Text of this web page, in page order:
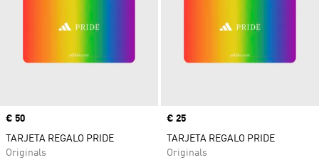
Precio
€ 50
TARJETA REGALO PRIDE
Originals
Precio
€ 25
TARJETA REGALO PRIDE
Originals